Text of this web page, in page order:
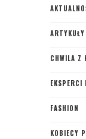
CHWILA Z
EKSPERCI
FASHION
KOBIECY